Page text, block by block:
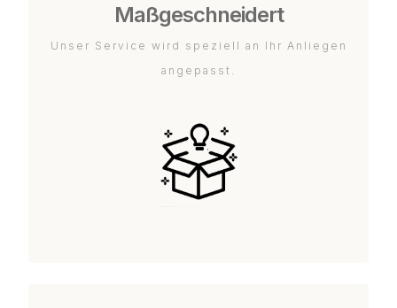
Maßgeschneidert
Unser Service wird speziell an Ihr Anliegen
angepasst.